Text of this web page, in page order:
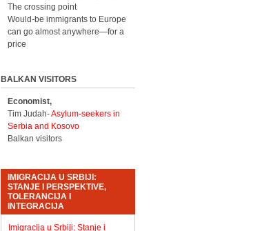
The crossing point
Would-be immigrants to Europe
can go almost anywhere—for a
price
BALKAN VISITORS
Economist,
Tim Judah-Asylum-seekers in
Serbia and Kosovo
Balkan visitors
IMIGRACIJA U SRBIJI:
STANJE I PERSPEKTIVE,
TOLERANCIJA I
INTEGRACIJA
Imigracija u Srbiji: Stanje i